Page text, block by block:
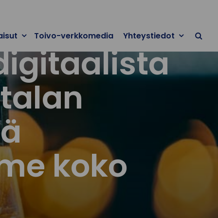
Toivo-verkkomedia Yhteystiedot
koko